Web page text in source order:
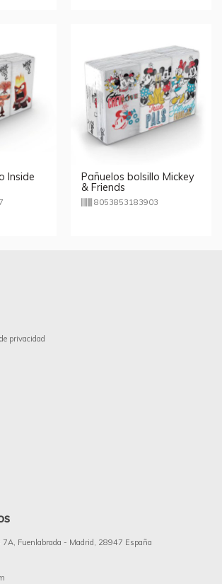
Inside
Pañuelos bolsillo Mickey
& Friends
8053853183903
privacidad
7A, Fuenlabrada - Madrid, 28947 España